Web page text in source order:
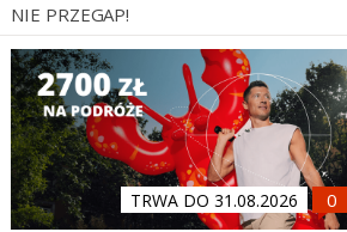
NIE PRZEGAP!
TRWA DO 31.08.2026